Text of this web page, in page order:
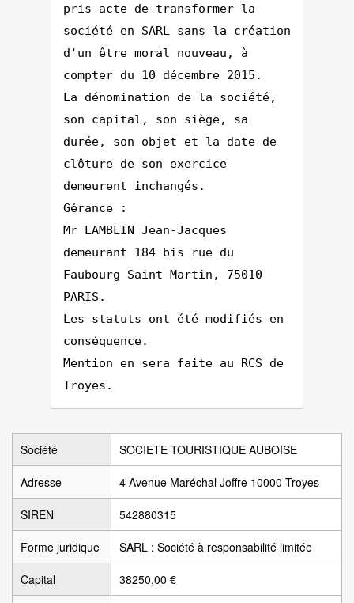
pris acte de transformer la
société en SARL sans la création
d'un être moral nouveau, à
compter du 10 décembre 2015.
La dénomination de la société,
son capital, son siège, sa
durée, son objet et la date de
clôture de son exercice
demeurent inchangés.
Gérance :
Mr LAMBLIN Jean-Jacques
demeurant 184 bis rue du
Faubourg Saint Martin, 75010
PARIS.
Les statuts ont été modifiés en
conséquence.
Mention en sera faite au RCS de
Troyes.
Société SOCIETE TOURISTIQUE AUBOISE
Adresse 4 Avenue Maréchal Joffre 10000 Troyes
SIREN 542880315
Forme juridique SARL : Société à responsabilité limitée
Capital 38250,00 €